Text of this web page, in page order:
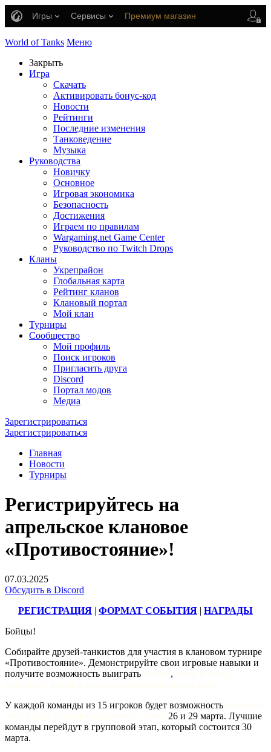
Игры Сервисы Премиум магазин
World of Tanks Меню
Закрыть
Игра
Скачать
Активировать бонус-код
Новости
Рейтинги
Последние изменения
Танковедение
Музыка
Руководства
Новичку
Основное
Игровая экономика
Безопасность
Достижения
Играем по правилам
Wargaming.net Game Center
Руководство по Twitch Drops
Кланы
Укрепрайон
Глобальная карта
Рейтинг кланов
Клановый портал
Мой клан
Турниры
Сообщество
Мой профиль
Поиск игроков
Пригласить друга
Discord
Портал модов
Медиа
Зарегистрироваться
Зарегистрироваться
Главная
Новости
Турниры
Регистрируйтесь на
апрельское клановое
«Противостояние»!
07.03.2025
Обсудить в Discord
РЕГИСТРАЦИЯ | ФОРМАТ СОБЫТИЯ | НАГРАДЫ
Бойцы!
Собирайте друзей-танкистов для участия в клановом турнире
«Противостояние». Демонстрируйте свои игровые навыки и
получите возможность выиграть
,
У каждой команды из 15 игроков будет возможность
26 и 29 марта. Лучшие
команды перейдут в групповой этап, который состоится 30
марта.